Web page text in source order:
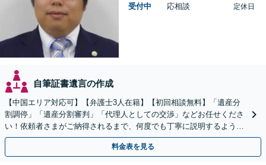
受付中
応相談
定休日
自筆証書遺言の作成
【中国エリア対応可】【弁護士3人在籍】【初回相談無料】「遺産分
割調停」「遺産分割審判」「代理人としての交渉」などお任せくださ
い！依頼者さまがご納得されるまで、何度でも丁寧に説明するよう心
掛けています【土日祝／夜間対応可】【当日／電話相談可】
料金表を見る